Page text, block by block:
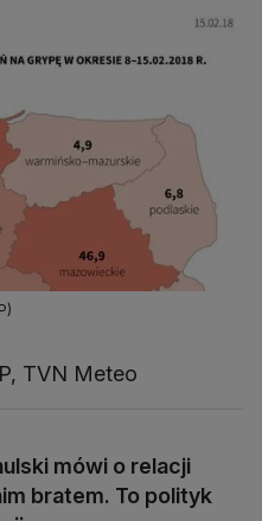
TVN Meteo
mówi o relacji
bratem. To polityk